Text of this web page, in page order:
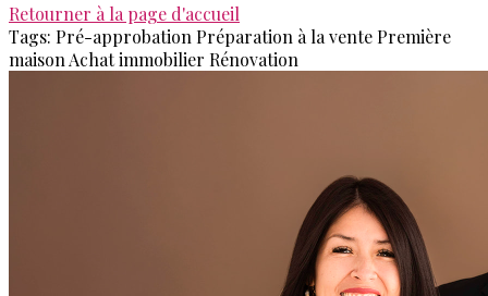
Retourner à la page d'accueil
Tags: Pré-approbation Préparation à la vente Première
maison Achat immobilier Rénovation